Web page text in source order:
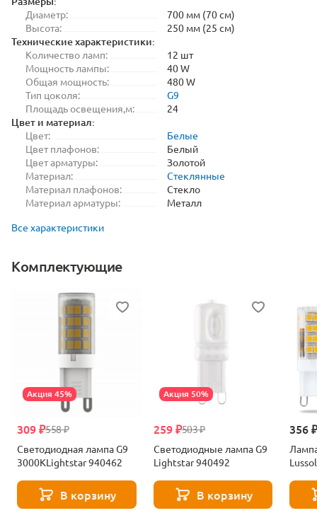
Диаметр:
700 мм (70 см)
Высота:
250 мм (25 см)
Технические характеристики:
Количество ламп:
12 шт
Мощность лампы:
40 W
Общая мощность:
480 W
Тип цоколя:
G9
Площадь освещения,м:
24
Цвет и материал:
Цвет:
Белые
Цвет плафонов:
Белый
Цвет арматуры:
Золотой
Материал:
Стеклянные
Материал плафонов:
Стекло
Материал арматуры:
Металл
Все характеристики
Комплектующие
Акция 45%
558 ₽
309 ₽
Светодиодная лампа G9
3000KLightstar 940462
В корзину
Акция 50%
503 ₽
259 ₽
Светодиодные лампа G9
Lightstar 940492
В корзину
356